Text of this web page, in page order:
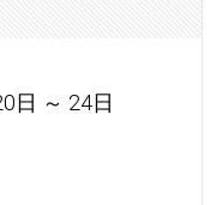
日 ～ 24日